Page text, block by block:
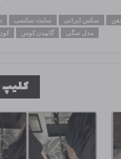
سایت سکسی سکس ایرانی
گاییدن کوس مدل سگی
کلیپ